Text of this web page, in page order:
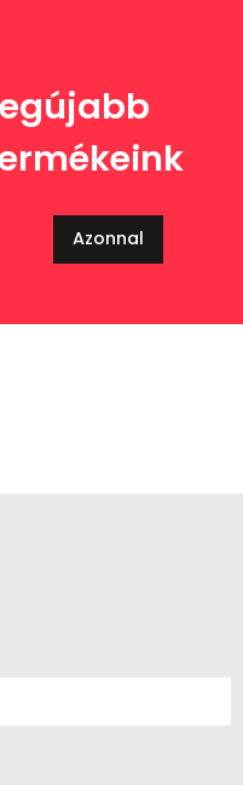
Azonnal